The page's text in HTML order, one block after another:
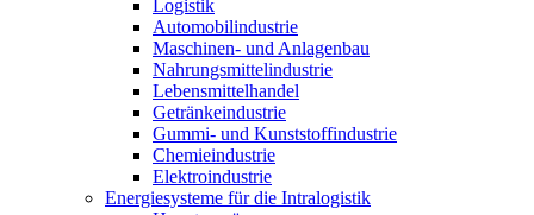
Logistik
Automobilindustrie
Maschinen- und Anlagenbau
Nahrungsmittelindustrie
Lebensmittelhandel
Getränkeindustrie
Gummi­- und Kunststoffindustrie
Chemieindustrie
Elektroindustrie
Energiesysteme für die Intralogistik